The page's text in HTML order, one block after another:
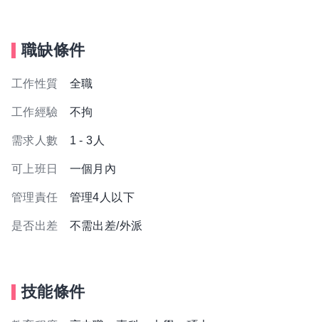
職缺條件
工作性質 全職
工作經驗 不拘
需求人數 1 - 3人
可上班日 一個月內
管理責任 管理4人以下
是否出差 不需出差/外派
技能條件